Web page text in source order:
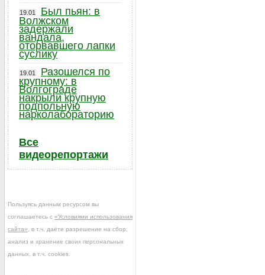
19.01
Был пьян: в
Волжском
задержали
вандала,
оторвавшего лапки
суслику
19.01
Разошелся по
крупному: в
Волгограде
накрыли крупную
подпольную
нарколабораторию
Все
видеорепортажи
Пользуясь данным ресурсом вы
соглашаетесь с «Условиями использования
сайта» , в т.ч. даёте разрешение на сбор,
анализ и хранение своих персональных
данных, в т.ч. cookies.